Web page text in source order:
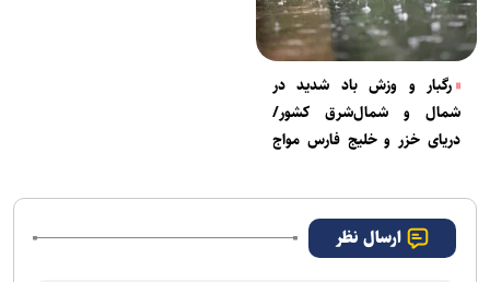
رگبار و وزش باد شدید در
شمال و شمال‌شرق کشور/
دریای خزر و خلیج فارس مواج
ارسال نظر